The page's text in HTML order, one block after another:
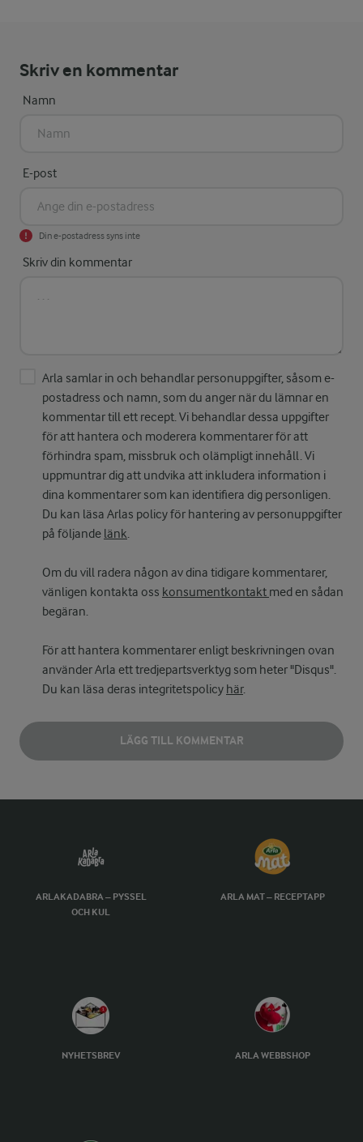
Skriv en kommentar
Namn
E-post
Din e-postadress syns inte
Skriv din kommentar
Arla samlar in och behandlar personuppgifter, såsom e-
postadress och namn, som du anger när du lämnar en
kommentar till ett recept. Vi behandlar dessa uppgifter
för att hantera och moderera kommentarer för att
förhindra spam, missbruk och olämpligt innehåll. Vi
uppmuntrar dig att undvika att inkludera information i
dina kommentarer som kan identifiera dig personligen.
Du kan läsa Arlas policy för hantering av personuppgifter
på följande länk.
Om du vill radera någon av dina tidigare kommentarer,
vänligen kontakta oss konsumentkontakt med en sådan
begäran.
För att hantera kommentarer enligt beskrivningen ovan
använder Arla ett tredjepartsverktyg som heter "Disqus".
Du kan läsa deras integritetspolicy här.
LÄGG TILL KOMMENTAR
ARLAKADABRA – PYSSEL
OCH KUL
ARLA MAT – RECEPTAPP
NYHETSBREV ARLA WEBBSHOP